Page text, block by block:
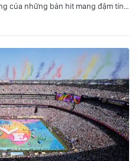
của những bản hit mang đậm tính